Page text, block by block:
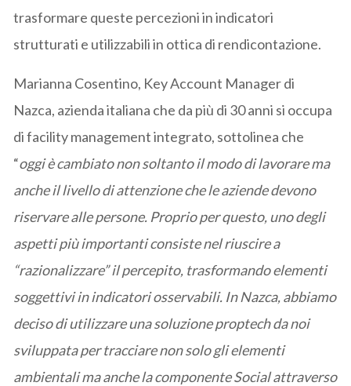
trasformare queste percezioni in indicatori
strutturati e utilizzabili in ottica di rendicontazione.
Marianna Cosentino, Key Account Manager di
Nazca, azienda italiana che da più di 30 anni si occupa
di facility management integrato, sottolinea che
“oggi è cambiato non soltanto il modo di lavorare ma
anche il livello di attenzione che le aziende devono
riservare alle persone. Proprio per questo, uno degli
aspetti più importanti consiste nel riuscire a
“razionalizzare” il percepito, trasformando elementi
soggettivi in indicatori osservabili. In Nazca, abbiamo
deciso di utilizzare una soluzione proptech da noi
sviluppata per tracciare non solo gli elementi
ambientali ma anche la componente Social attraverso